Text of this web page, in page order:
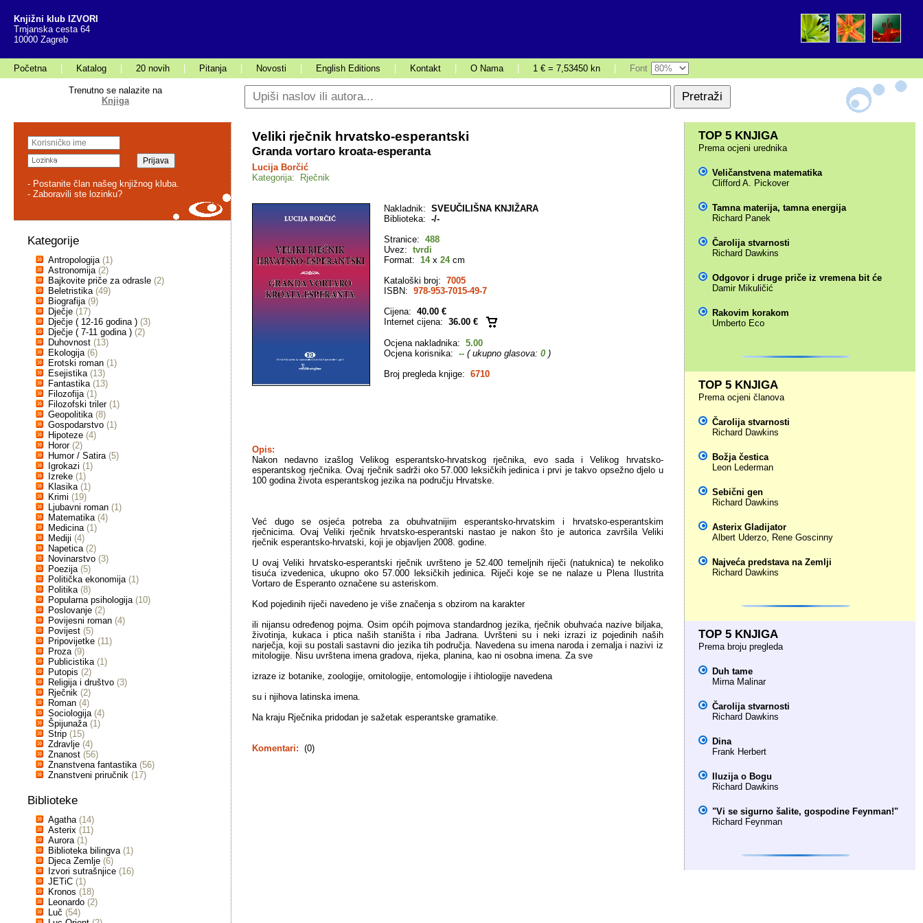
Knjižni klub IZVORI
Trnjanska cesta 64
10000 Zagreb
Početna Katalog 20 novih Pitanja Novosti English Editions Kontakt O Nama 1 € = 7,53450 kn Font
Trenutno se nalazite na
Knjiga
- Postanite član našeg knjižnog kluba.
- Zaboravili ste lozinku?
Kategorije
Antropologija (1)
Astronomija (2)
Bajkovite priče za odrasle (2)
Beletristika (49)
Biografija (9)
Dječje (17)
Dječje ( 12-16 godina ) (3)
Dječje ( 7-11 godina ) (2)
Duhovnost (13)
Ekologija (6)
Erotski roman (1)
Esejistika (13)
Fantastika (13)
Filozofija (1)
Filozofski triler (1)
Geopolitika (8)
Gospodarstvo (1)
Hipoteze (4)
Horor (2)
Humor / Satira (5)
Igrokazi (1)
Izreke (1)
Klasika (1)
Krimi (19)
Ljubavni roman (1)
Matematika (4)
Medicina (1)
Mediji (4)
Napetica (2)
Novinarstvo (3)
Poezija (5)
Politička ekonomija (1)
Politika (8)
Popularna psihologija (10)
Poslovanje (2)
Povijesni roman (4)
Povijest (5)
Pripovijetke (11)
Proza (9)
Publicistika (1)
Putopis (2)
Religija i društvo (3)
Rječnik (2)
Roman (4)
Sociologija (4)
Špijunaža (1)
Strip (15)
Zdravlje (4)
Znanost (56)
Znanstvena fantastika (56)
Znanstveni priručnik (17)
Biblioteke
Agatha (14)
Asterix (11)
Aurora (1)
Biblioteka bilingva (1)
Djeca Zemlje (6)
Izvori sutrašnjice (16)
JETiC (1)
Kronos (18)
Leonardo (2)
Luč (54)
Veliki rječnik hrvatsko-esperantski
Granda vortaro kroata-esperanta
Lucija Borčić
Kategorija: Rječnik
Nakladnik: SVEUČILIŠNA KNJIŽARA
Biblioteka: -/-
Stranice: 488
Uvez: tvrdi
Format: 14x 24cm
Kataloški broj: 7005
ISBN: 978-953-7015-49-7
Cijena: 40.00 €
Internet cijena: 36.00 €
Ocjena nakladnika: 5.00
Ocjena korisnika: -- ( ukupno glasova: 0 )
Broj pregleda knjige: 6710
Opis:
Nakon nedavno izašlog Velikog esperantsko-hrvatskog rječnika, evo sada i Velikog hrvatsko-
esperantskog rječnika. Ovaj rječnik sadrži oko 57.000 leksičkih jedinica i prvi je takvo opsežno djelo u
100 godina života esperantskog jezika na području Hrvatske.
Već dugo se osjeća potreba za obuhvatnijim esperantsko-hrvatskim i hrvatsko-esperantskim
rječnicima. Ovaj Veliki rječnik hrvatsko-esperantski nastao je nakon što je autorica završila Veliki
rječnik esperantsko-hrvatski, koji je objavljen 2008. godine.
U ovaj Veliki hrvatsko-esperantski rječnik uvršteno je 52.400 temeljnih riječi (natuknica) te nekoliko
tisuća izvedenica, ukupno oko 57.000 leksičkih jedinica. Riječi koje se ne nalaze u Plena Ilustrita
Vortaro de Esperanto označene su asteriskom.
Kod pojedinih riječi navedeno je više značenja s obzirom na karakter
ili nijansu određenog pojma. Osim općih pojmova standardnog jezika, rječnik obuhvaća nazive biljaka,
životinja, kukaca i ptica naših staništa i riba Jadrana. Uvršteni su i neki izrazi iz pojedinih naših
narječja, koji su postali sastavni dio jezika tih područja. Navedena su imena naroda i zemalja i nazivi iz
mitologije. Nisu uvrštena imena gradova, rijeka, planina, kao ni osobna imena. Za sve
izraze iz botanike, zoologije, ornitologije, entomologije i ihtiologije navedena
su i njihova latinska imena.
Na kraju Rječnika pridodan je sažetak esperantske gramatike.
Komentari: (0)
TOP 5 KNJIGA
Prema ocjeni urednika
Veličanstvena matematika
Clifford A. Pickover
Tamna materija, tamna energija
Richard Panek
Čarolija stvarnosti
Richard Dawkins
Odgovor i druge priče iz vremena bit će
Damir Mikuličić
Rakovim korakom
Umberto Eco
TOP 5 KNJIGA
Prema ocjeni članova
Čarolija stvarnosti
Richard Dawkins
Božja čestica
Leon Lederman
Sebični gen
Richard Dawkins
Asterix Gladijator
Albert Uderzo, Rene Goscinny
Najveća predstava na Zemlji
Richard Dawkins
TOP 5 KNJIGA
Prema broju pregleda
Duh tame
Mirna Malinar
Čarolija stvarnosti
Richard Dawkins
Dina
Frank Herbert
Iluzija o Bogu
Richard Dawkins
"Vi se sigurno šalite, gospodine Feynman!"
Richard Feynman